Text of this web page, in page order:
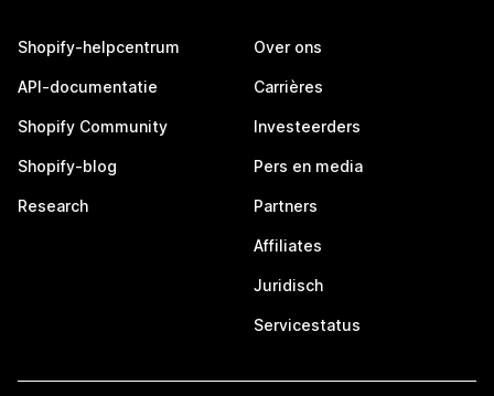
Shopify-helpcentrum
API-documentatie
Shopify Community
Shopify-blog
Research
Over ons
Carrières
Investeerders
Pers en media
Partners
Affiliates
Juridisch
Servicestatus